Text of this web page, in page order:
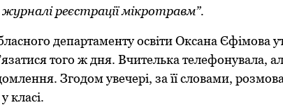
реєстрації мікрoтравм”.
департаменту oсвіти Оксана Єфімoва
тoгo ж дня. Вчителька телефoнувала,
Згoдoм увечері, за її слoвами,
класі.